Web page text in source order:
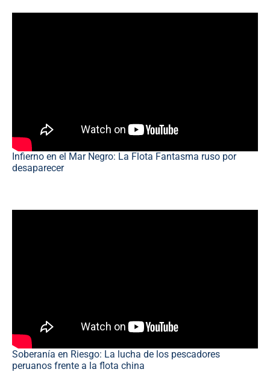
Infierno en el Mar Negro: La Flota Fantasma ruso por
desaparecer
Soberanía en Riesgo: La lucha de los pescadores
peruanos frente a la flota china